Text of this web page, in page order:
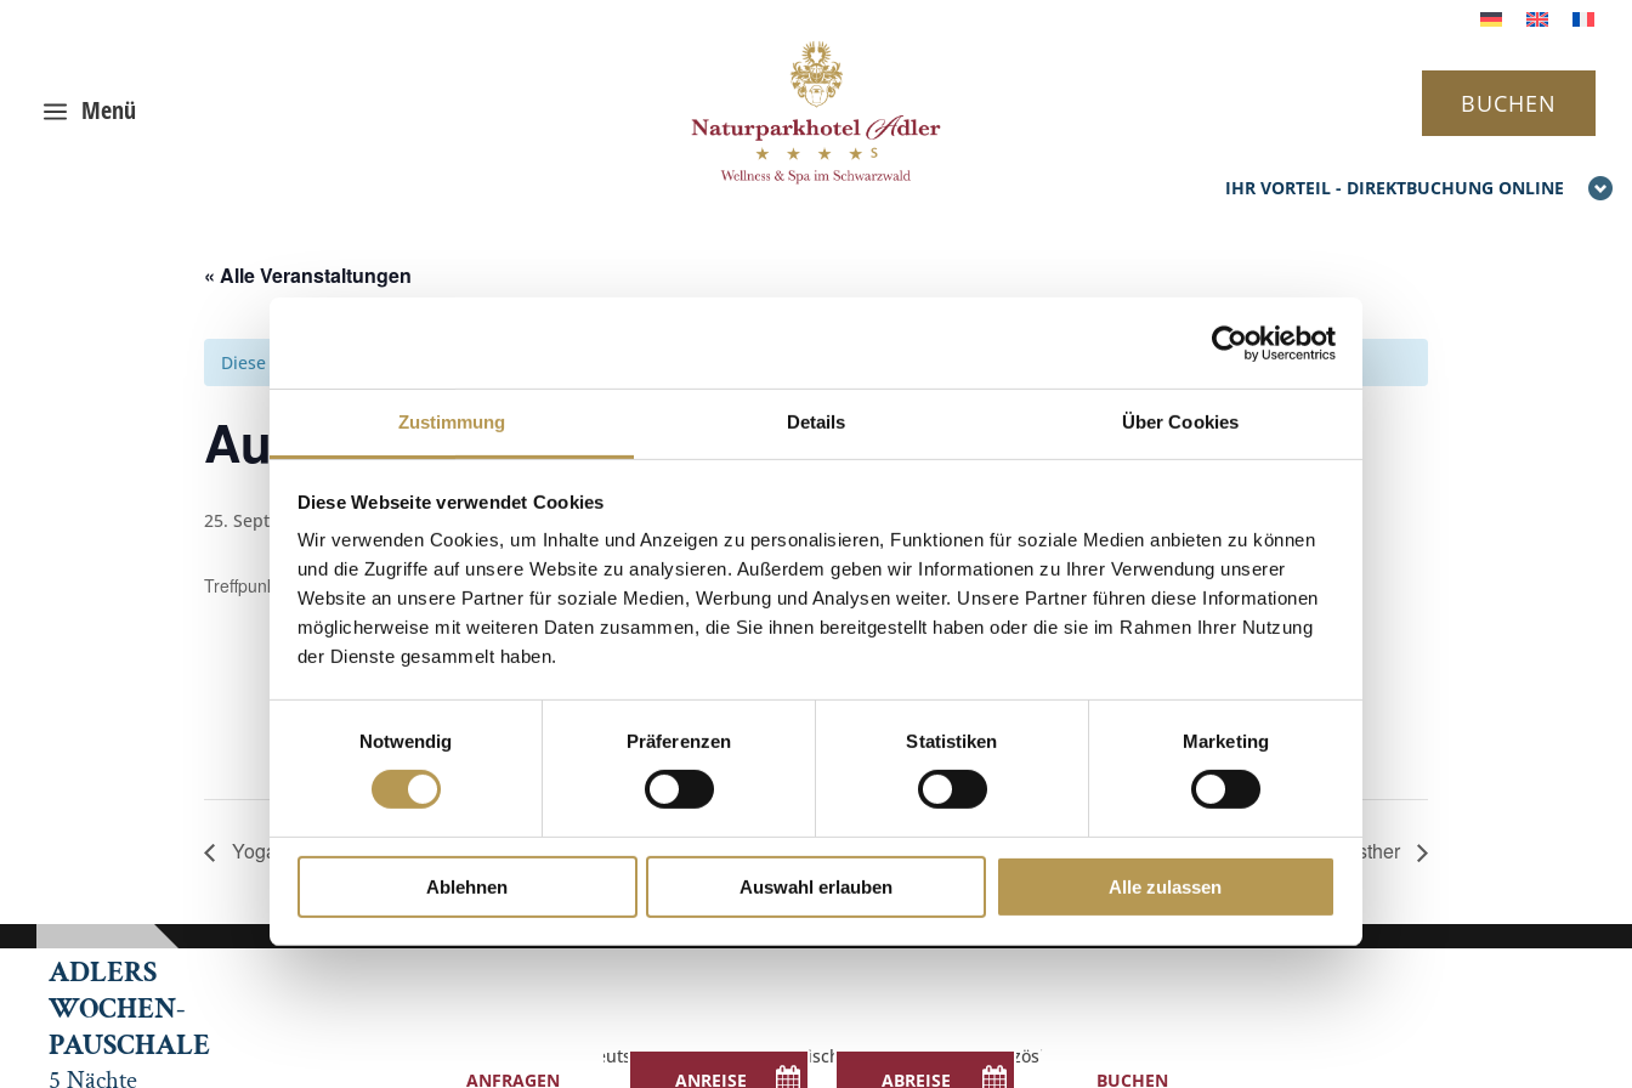
Zustimmung Details Über Cookies
Diese Webseite verwendet Cookies
Wir verwenden Cookies, um Inhalte und Anzeigen zu personalisieren, Funktionen für soziale Medien anbieten zu können
und die Zugriffe auf unsere Website zu analysieren. Außerdem geben wir Informationen zu Ihrer Verwendung unserer
Website an unsere Partner für soziale Medien, Werbung und Analysen weiter. Unsere Partner führen diese Informationen
möglicherweise mit weiteren Daten zusammen, die Sie ihnen bereitgestellt haben oder die sie im Rahmen Ihrer Nutzung
der Dienste gesammelt haben.
Notwendig
Präferenzen Statistiken Marketing
Ablehnen Auswahl erlauben Alle zulassen
IHR VORTEIL - DIREKTBUCHUNG ONLINE
ADLERS
WOCHEN-
PAUSCHALE
5 Nächte
a Menü BUCHEN
« Alle Veranstaltungen
Diese Veranstaltung hat bereits stattgefunden.
Autogenes Training mit Rosi
25. September 2025, 12:15
Treffpunkt im Gymnastikraum, Anmeldung erforderlich!
Zum Kalender hinzufügen
DETAILS
25. September 2025
Zeit:
Yoga mit Rosi Eisaufguss mit Esther
Deutsch English(Englisch) Français(Französisch